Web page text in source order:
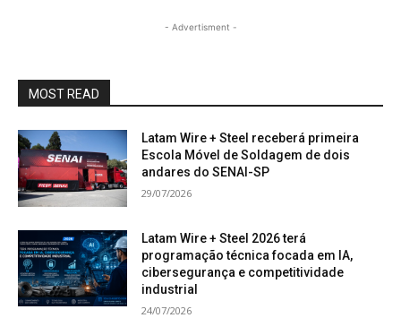
- Advertisment -
MOST READ
Latam Wire + Steel receberá primeira
Escola Móvel de Soldagem de dois
andares do SENAI-SP
29/07/2026
Latam Wire + Steel 2026 terá
programação técnica focada em IA,
cibersegurança e competitividade
industrial
24/07/2026